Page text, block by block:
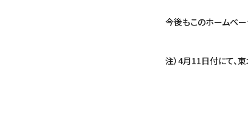
今後もこのホームペー
注）4月11日付にて、